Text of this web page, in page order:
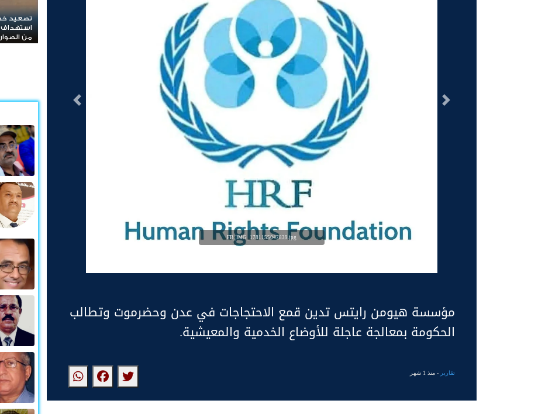
FB_IMG_1781155047839.jpg
التالى السابق
مؤسسة هيومن رايتس تدين قمع الاحتجاجات في عدن وحضرموت وتطالب
الحكومة بمعالجة عاجلة للأوضاع الخدمية والمعيشية.
تقارير - منذ 1 شهر
تصعيد خطير في المحافضات الشرقية الحوثيون يعلنون
استهداف مواقع عسكرية في حضرموت ومأرب اليمنية بوابل
من الصواريخ والطائرات المسيّرة